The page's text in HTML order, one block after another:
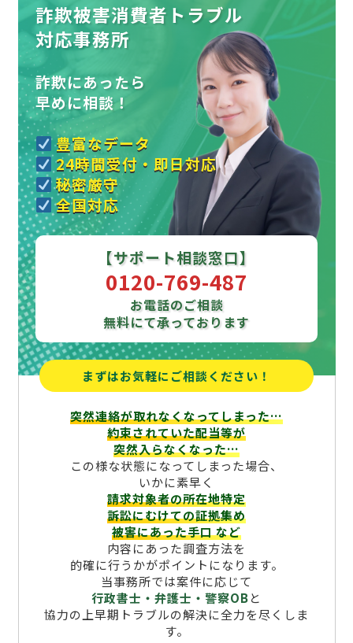
詐欺被害消費者トラブル
対応事務所
詐欺にあったら
早めに相談！
豊富なデータ
24時間受付・即日対応
秘密厳守
全国対応
【サポート相談窓口】
0120-769-487
お電話のご相談
無料にて承っております
まずはお気軽にご相談ください！
突然連絡が取れなくなってしまった…
約束されていた配当等が
突然入らなくなった…
この様な状態になってしまった場合、
いかに素早く
請求対象者の所在地特定
訴訟にむけての証拠集め
被害にあった手口など
内容にあった調査方法を
的確に行うかがポイントになります。
当事務所では案件に応じて
行政書士・弁護士・警察OBと
協力の上早期トラブルの解決に全力を尽くしま
す。